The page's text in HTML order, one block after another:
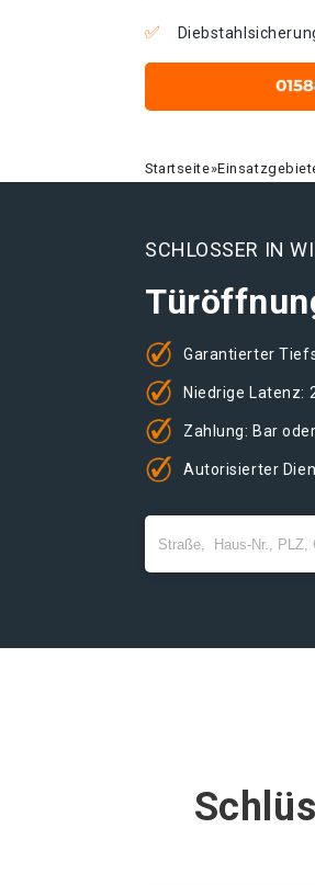
Startseite»
SCHLOSSER IN
Garantierter
Niedrige Latenz:
Zahlung: Bar
Autorisierter